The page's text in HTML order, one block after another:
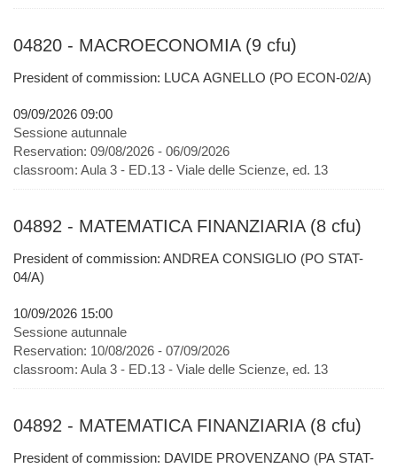
04820 - MACROECONOMIA (9 cfu)
President of commission: LUCA AGNELLO (PO ECON-02/A)
09/09/2026 09:00
Sessione autunnale
Reservation: 09/08/2026 - 06/09/2026
classroom: Aula 3 - ED.13 - Viale delle Scienze, ed. 13
04892 - MATEMATICA FINANZIARIA (8 cfu)
President of commission: ANDREA CONSIGLIO (PO STAT-
04/A)
10/09/2026 15:00
Sessione autunnale
Reservation: 10/08/2026 - 07/09/2026
classroom: Aula 3 - ED.13 - Viale delle Scienze, ed. 13
04892 - MATEMATICA FINANZIARIA (8 cfu)
President of commission: DAVIDE PROVENZANO (PA STAT-